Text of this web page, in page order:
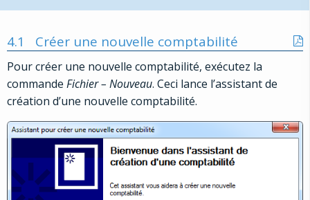
4.1 Créer une nouvelle comptabilité
Pour créer une nouvelle comptabilité, exécutez la
commande Fichier – Nouveau. Ceci lance l’assistant de
création d’une nouvelle comptabilité.